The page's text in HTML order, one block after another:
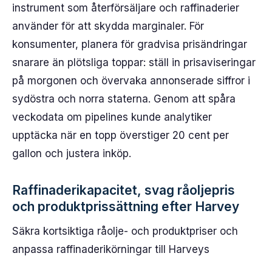
instrument som återförsäljare och raffinaderier
använder för att skydda marginaler. För
konsumenter, planera för gradvisa prisändringar
snarare än plötsliga toppar: ställ in prisaviseringar
på morgonen och övervaka annonserade siffror i
sydöstra och norra staterna. Genom att spåra
veckodata om pipelines kunde analytiker
upptäcka när en topp överstiger 20 cent per
gallon och justera inköp.
Raffinaderikapacitet, svag råoljepris
och produktprissättning efter Harvey
Säkra kortsiktiga råolje- och produktpriser och
anpassa raffinaderikörningar till Harveys